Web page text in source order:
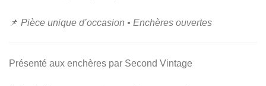
📌 Pièce unique d’occasion • Enchères ouvertes
Présenté aux enchères par Second Vintage